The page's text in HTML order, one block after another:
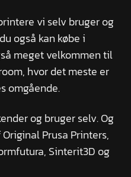
vi selv bruger og
også kan købe i
meget velkommen til
hvor det meste er
omgående.
og bruger selv. Og
Prusa Printers,
Sinterit3D og